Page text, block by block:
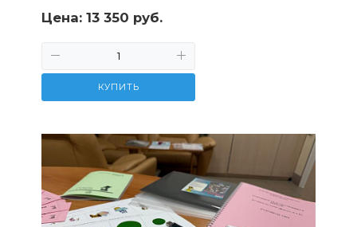
Цена: 13 350 руб.
КУПИТЬ